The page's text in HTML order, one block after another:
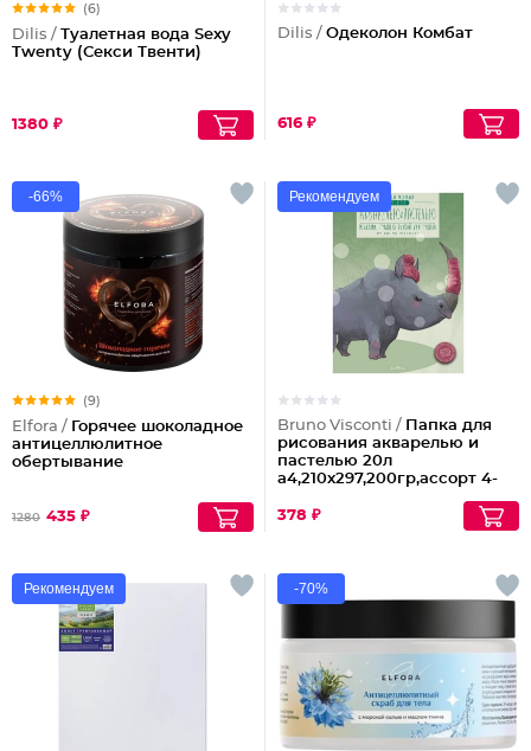
(6)
Dilis / Туалетная вода Sexy
Twenty (Секси Твенти)
1380 ₽
Dilis / Одеколон Комбат
616 ₽
-66%
(9)
Elfora / Горячее шоколадное
антицеллюлитное
обертывание
1280 435 ₽
Рекомендуем
Bruno Visconti / Папка для
рисования акварелью и
пастелью 20л
а4,210х297,200гр,ассорт 4-
378 ₽
Рекомендуем -70%